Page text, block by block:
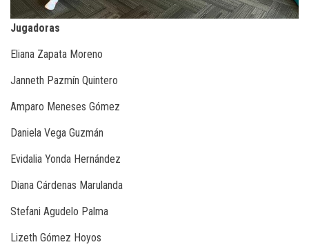
Jugadoras
Eliana Zapata Moreno
Janneth Pazmín Quintero
Amparo Meneses Gómez
Daniela Vega Guzmán
Evidalia Yonda Hernández
Diana Cárdenas Marulanda
Stefani Agudelo Palma
Lizeth Gómez Hoyos